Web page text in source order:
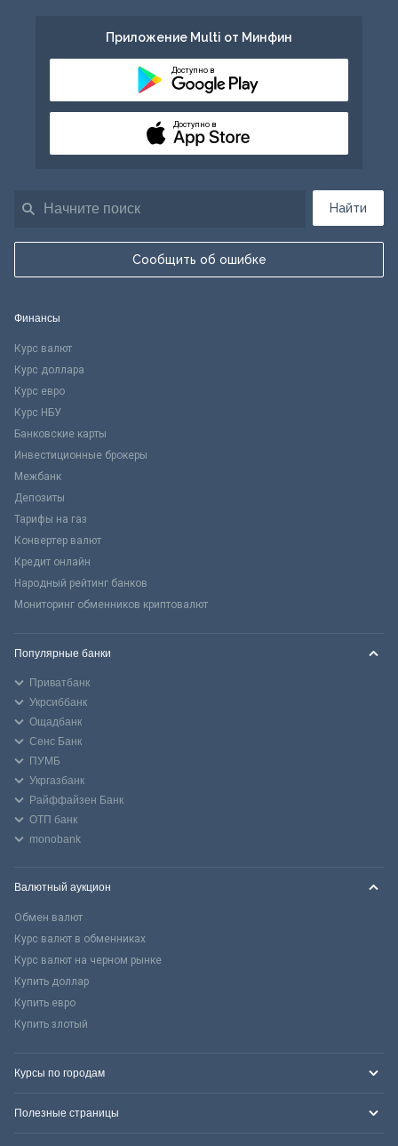
Найти
Сообщить об ошибке
Приложение Multi от Минфин
Доступно в
Доступно в
Финансы
Курс валют
Курс доллара
Курс евро
Курс НБУ
Банковские карты
Инвестиционные брокеры
Межбанк
Депозиты
Тарифы на газ
Конвертер валют
Кредит онлайн
Народный рейтинг банков
Мониторинг обменников криптовалют
Популярные банки
Приватбанк
Укрсиббанк
Ощадбанк
Сенс Банк
ПУМБ
Укргазбанк
Райффайзен Банк
ОТП банк
monobank
Валютный аукцион
Обмен валют
Курс валют в обменниках
Курс валют на черном рынке
Купить доллар
Купить евро
Купить злотый
Курсы по городам
Полезные страницы